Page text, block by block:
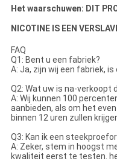
Het waarschuwen: DIT
NICOTINE IS EEN
FAQ
Q1: Bent u een fabriek?
A: Ja, zijn wij een fabriek,
Q2: Wat uw is na-verkoopt
A: Wij kunnen 100
aanbieden, als om het
binnen 12 uren zullen
Q3: Kan ik een
A: Zeker, stem in hoogst
kwaliteit eerst te testen.